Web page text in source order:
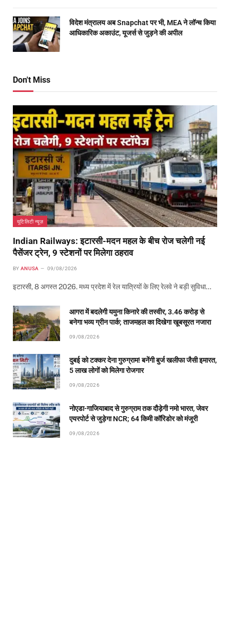
विदेश मंत्रालय अब Snapchat पर भी, MEA ने लॉन्च किया
आधिकारिक अकाउंट, यूजर्स से जुड़ने की अपील
Don't Miss
यूटिलिटी न्यूज़
Indian Railways: इटारसी-मदन महल के बीच रोज चलेगी नई
पैसेंजर ट्रेन, 9 स्टेशनों पर मिलेगा ठहराव
BY ANUSA 09/08/2026
इटारसी, 8 अगस्त 2026. मध्य प्रदेश में रेल यात्रियों के लिए रेलवे ने बड़ी सुविधा…
आगरा में बदलेगी यमुना किनारे की तस्वीर, 3.46 करोड़ से
बनेगा भव्य ग्रीन पार्क; ताजमहल का दिखेगा खूबसूरत नजारा
09/08/2026
दुबई को टक्कर देना गुरुग्राम! बनेंगी बुर्ज खलीफा जैसी इमारत,
5 लाख लोगों को मिलेगा रोजगार
09/08/2026
नोएडा-गाजियाबाद से गुरुग्राम तक दौड़ेगी नमो भारत, जेवर
एयरपोर्ट से जुड़ेगा NCR; 64 किमी कॉरिडोर को मंजूरी
09/08/2026